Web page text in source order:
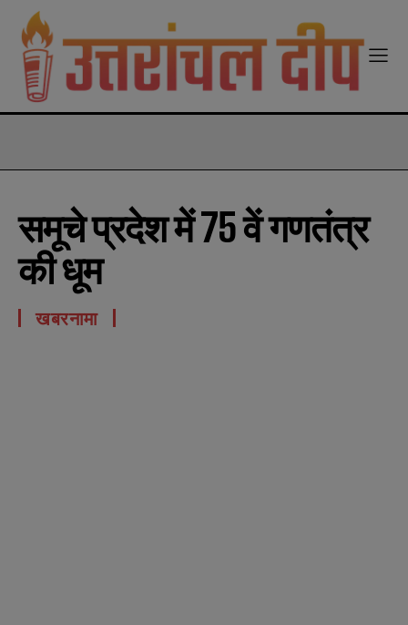
समूचे प्रदेश में 75 वें गणतंत्र
की धूम
खबरनामा